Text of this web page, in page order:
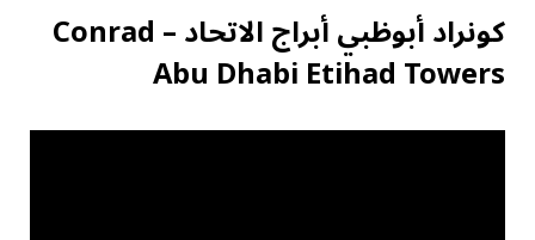
كونراد أبوظبي أبراج الاتحاد – Conrad
Abu Dhabi Etihad Towers